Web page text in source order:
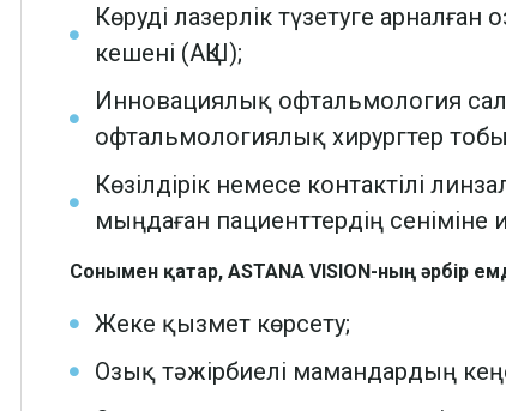
Көруді лазерлік түзетуге
кешені (АҚШ);
Инновациялық офтальмология
офтальмологиялық хирургтер
Көзілдірік немесе контактілі
мыңдаған пациенттердің сеніміне
Сонымен қатар, ASTANA VISION-ның әрбір
Жеке қызмет көрсету;
Озық тәжірбиелі мамандардың